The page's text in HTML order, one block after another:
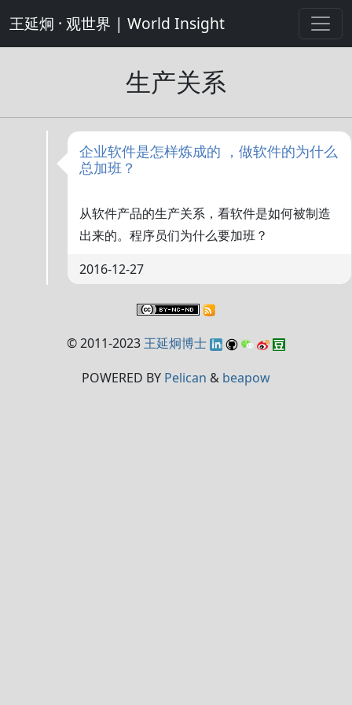
王延炯 · 观世界 | World Insight
生产关系
企业软件是怎样炼成的 ，做软件的为什么
总加班？
从软件产品的生产关系，看软件是如何被制造
出来的。程序员们为什么要加班？
2016-12-27
© 2011-2023 王延炯博士
POWERED BY Pelican & beapow